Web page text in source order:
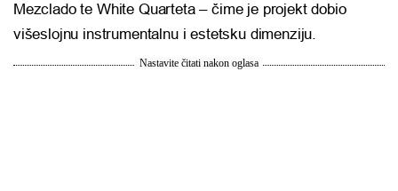
Mezclado te White Quarteta – čime je projekt dobio
višeslojnu instrumentalnu i estetsku dimenziju.
Nastavite čitati nakon oglasa